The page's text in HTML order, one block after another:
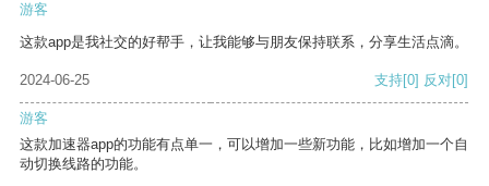
游客
这款app是我社交的好帮手，让我能够与朋友保持联系，分享生活点滴。
2024-06-25 支持[0] 反对[0]
游客
这款加速器app的功能有点单一，可以增加一些新功能，比如增加一个自
动切换线路的功能。